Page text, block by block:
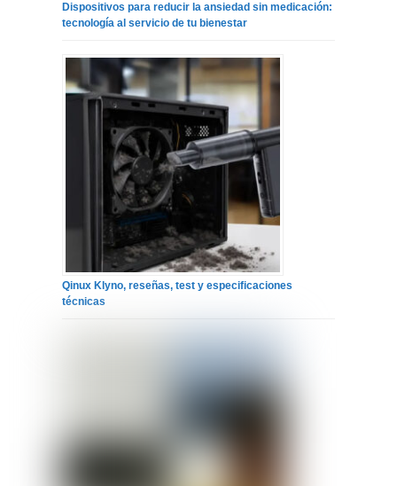
Dispositivos para reducir la ansiedad sin medicación:
tecnología al servicio de tu bienestar
Qinux Klyno, reseñas, test y especificaciones
técnicas